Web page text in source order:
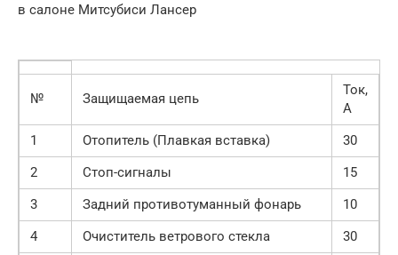
в салоне Митсубиси Лансер
№ Защищаемая цепь
Ток,
А
1
Отопитель (Плавкая вставка)
30
2
Стоп-сигналы
15
3
Задний противотуманный фонарь
10
4
Очиститель ветрового стекла 30